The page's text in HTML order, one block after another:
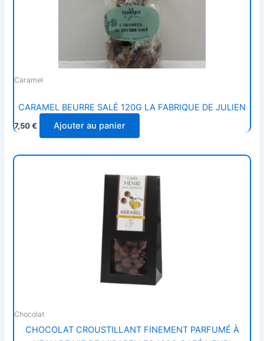
Caramel
CARAMEL BEURRE SALÉ 120G LA FABRIQUE DE JULIEN
7,50€ Ajouter au panier
Chocolat
CHOCOLAT CROUSTILLANT FINEMENT PARFUMÉ À